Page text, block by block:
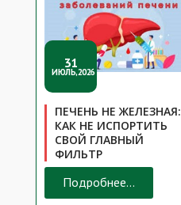
31
ИЮЛЬ,2026
ПЕЧЕНЬ НЕ ЖЕЛЕЗНАЯ:
КАК НЕ ИСПОРТИТЬ
СВОЙ ГЛАВНЫЙ
ФИЛЬТР
Подробнее...